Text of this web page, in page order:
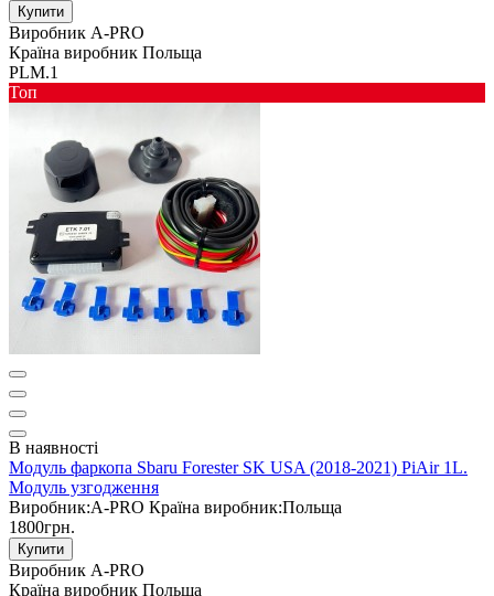
Купити
Виробник A-PRO
Країна виробник Польща
PLM.1
Toп
В наявності
Модуль фаркопа Sbaru Forester SK USA (2018-2021) PiAir 1L.
Модуль узгодження
Виробник:A-PRO Країна виробник:Польща
1800грн.
Купити
Виробник A-PRO
Країна виробник Польща